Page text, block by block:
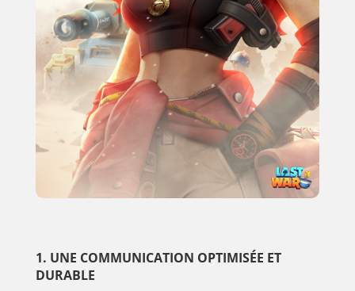
1. UNE COMMUNICATION OPTIMISÉE ET
DURABLE